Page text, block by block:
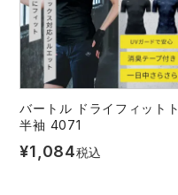
バートル ドライフィットト
半袖 4071
¥1,084税込